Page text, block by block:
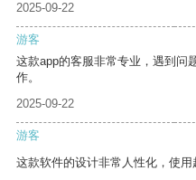
2025-09-22
游客
这款app的客服非常专业，遇到问
作。
2025-09-22
游客
这款软件的设计非常人性化，使用